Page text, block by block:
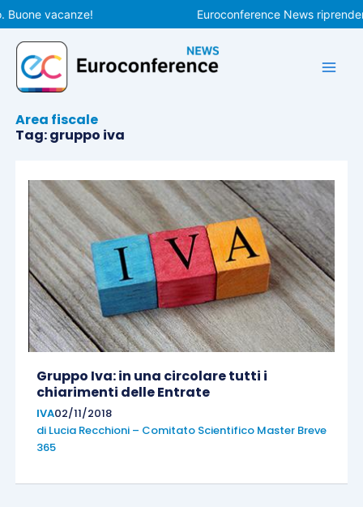
Vai
al
contenuto
vacanze! Euroconference News riprenderà
Area fiscale
Tag: gruppo iva
Gruppo Iva: in una circolare tutti i
chiarimenti delle Entrate
IVA02/11/2018
di Lucia Recchioni – Comitato Scientifico Master Breve
365